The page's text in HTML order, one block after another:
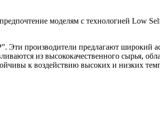
моделям с технологией Low
Эти производители предлагают широкий
из высококачественного сырья,
к воздействию высоких и низких